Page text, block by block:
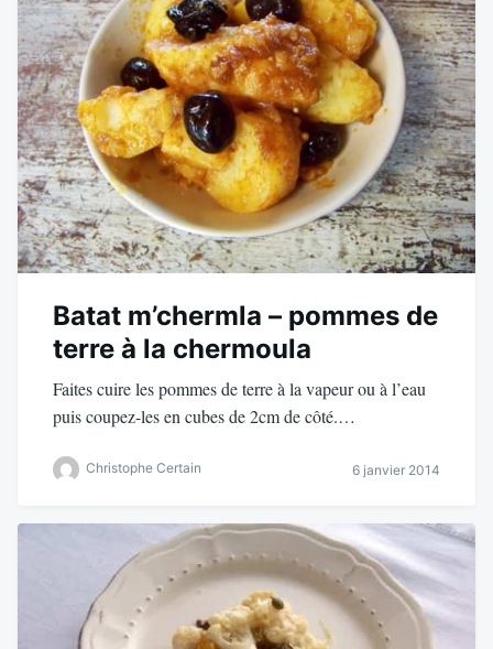
Batat m’chermla – pommes de
terre à la chermoula
Faites cuire les pommes de terre à la vapeur ou à l’eau
puis coupez-les en cubes de 2cm de côté.…
Christophe Certain 6 janvier 2014